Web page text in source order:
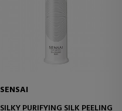
SENSAI